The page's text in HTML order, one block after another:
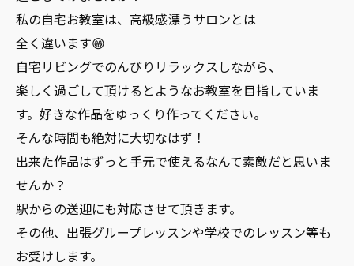
私の自宅お教室は、高級感漂うサロンとは
全く違います😁
自宅リビングでのんびりリラックスしながら、
楽しく過ごして頂けるとようなお教室を目指していま
す。好きな作品をゆっくり作ってください。
そんな時間も絶対に大切なはず！
出来た作品はずっと手元で使えるなんて素敵だと思いま
せんか？
駅からの送迎にも対応させて頂きます。
その他、出張グループレッスンや学校でのレッスン等も
お受けします。